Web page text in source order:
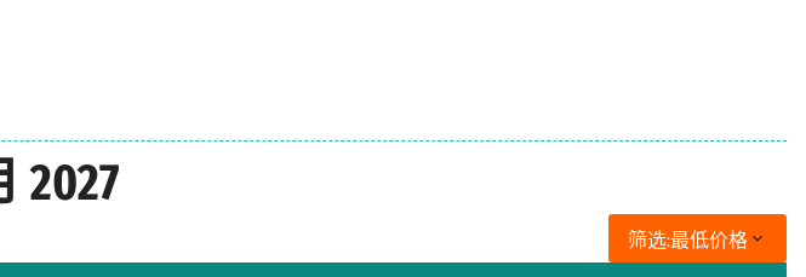
筛选:最低价格